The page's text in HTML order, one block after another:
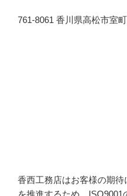
761-8061 香川県高松市室
香西工務店はお客様の期
を推進するため、